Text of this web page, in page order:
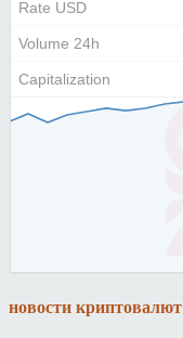
новости криптовалют